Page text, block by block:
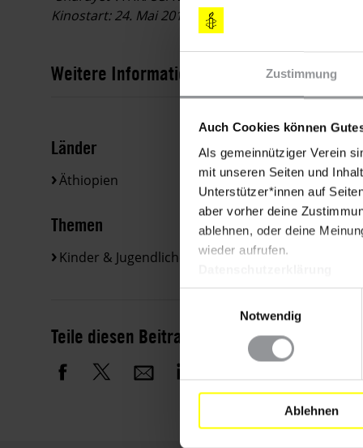
Zustimmung
Auch Cookies können
Als gemeinnütziger Verein
mit unseren Seiten und
Unterstützer*innen auf
aber vorher deine
ablehnen, oder deine
wieder aufrufen.
Notwendig
Ablehnen
Kinostart: 24. Mai 2012
Weitere Informationen
Länder
Äthiopien
Themen
Kinder & Jugendliche Religion
Teile diesen Beitrag